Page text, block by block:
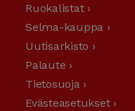
Ruokalistat ›
Selma-kauppa ›
Uutisarkisto ›
Palaute ›
Tietosuoja ›
Evästeasetukset ›